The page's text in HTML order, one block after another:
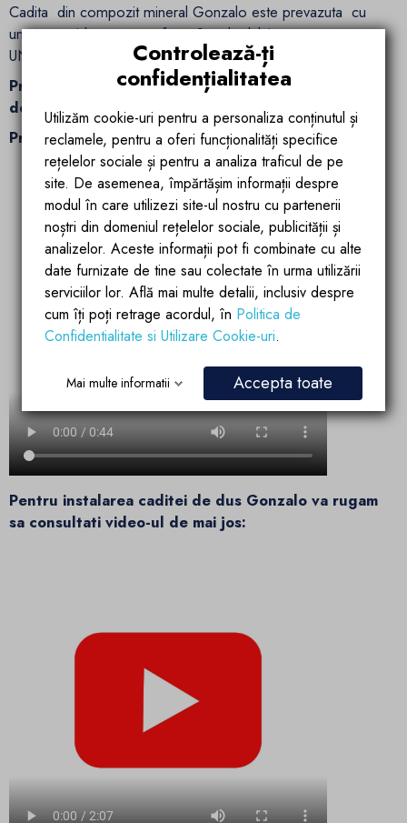
Cadita din compozit mineral Gonzalo este prevazuta cu
un strat antiderapant conform Standardului
UNE
41901:2017 Clasa 3
Produsul se comercializeaza impreuna cu sistemul
de scurgere si capacul.
Prezentare cadita Gonzalo:
Pentru instalarea caditei de dus Gonzalo va rugam
sa consultati video-ul de mai jos:
Controlează-ți
confidențialitatea
Utilizăm cookie-uri pentru a personaliza conținutul și
reclamele, pentru a oferi funcționalități specifice
rețelelor sociale și pentru a analiza traficul de pe
site. De asemenea, împărtășim informații despre
modul în care utilizezi site-ul nostru cu partenerii
noștri din domeniul rețelelor sociale, publicității și
analizelor. Aceste informații pot fi combinate cu alte
date furnizate de tine sau colectate în urma utilizării
serviciilor lor. Află mai multe detalii, inclusiv despre
cum îți poți retrage acordul, în Politica de
Confidentialitate si Utilizare Cookie-uri.
Mai multe informatii Accepta toate